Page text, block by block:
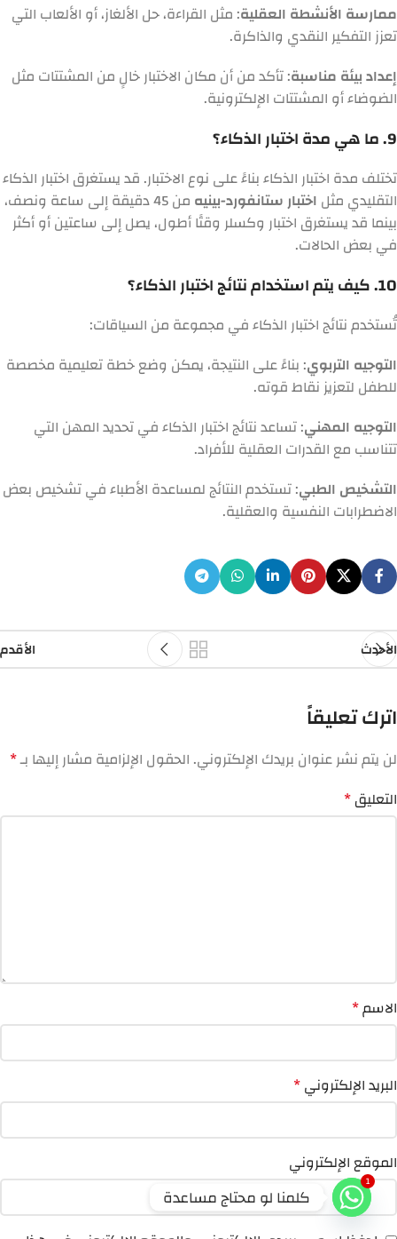
ممارسة الأنشطة العقلية: مثل القراءة، حل الألغاز، أو الألعاب التي
تعزز التفكير النقدي والذاكرة.
إعداد بيئة مناسبة: تأكد من أن مكان الاختبار خالٍ من المشتتات مثل
الضوضاء أو المشتتات الإلكترونية.
9. ما هي مدة اختبار الذكاء؟
تختلف مدة اختبار الذكاء بناءً على نوع الاختبار. قد يستغرق اختبار الذكاء
التقليدي مثل اختبار ستانفورد-بينيه
من 45 دقيقة إلى ساعة ونصف،
بينما قد يستغرق اختبار وكسلر وقتًا أطول، يصل إلى ساعتين أو أكثر
في بعض الحالات.
10. كيف يتم استخدام نتائج اختبار الذكاء؟
تُستخدم نتائج اختبار الذكاء في مجموعة من السياقات:
التوجيه التربوي: بناءً على النتيجة، يمكن وضع خطة تعليمية مخصصة
للطفل لتعزيز نقاط قوته.
التوجيه المهني: تساعد نتائج اختبار الذكاء في تحديد المهن التي
تتناسب مع القدرات العقلية للأفراد.
التشخيص الطبي: تستخدم النتائج لمساعدة الأطباء في تشخيص بعض
الاضطرابات النفسية والعقلية.
الأحدث الأقدم
اترك تعليقاً
لن يتم نشر عنوان بريدك الإلكتروني. الحقول الإلزامية مشار إليها بـ*
التعليق*
الاسم*
البريد الإلكتروني*
الموقع الإلكتروني
1
كلمنا لو محتاج مساعدة